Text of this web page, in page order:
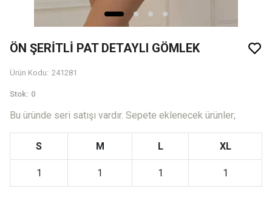
ÖN ŞERİTLİ PAT DETAYLI GÖMLEK
Ürün Kodu: 241281
Stok: 0
Bu üründe seri satışı vardır. Sepete eklenecek ürünler;
S M L XL
1 1 1 1